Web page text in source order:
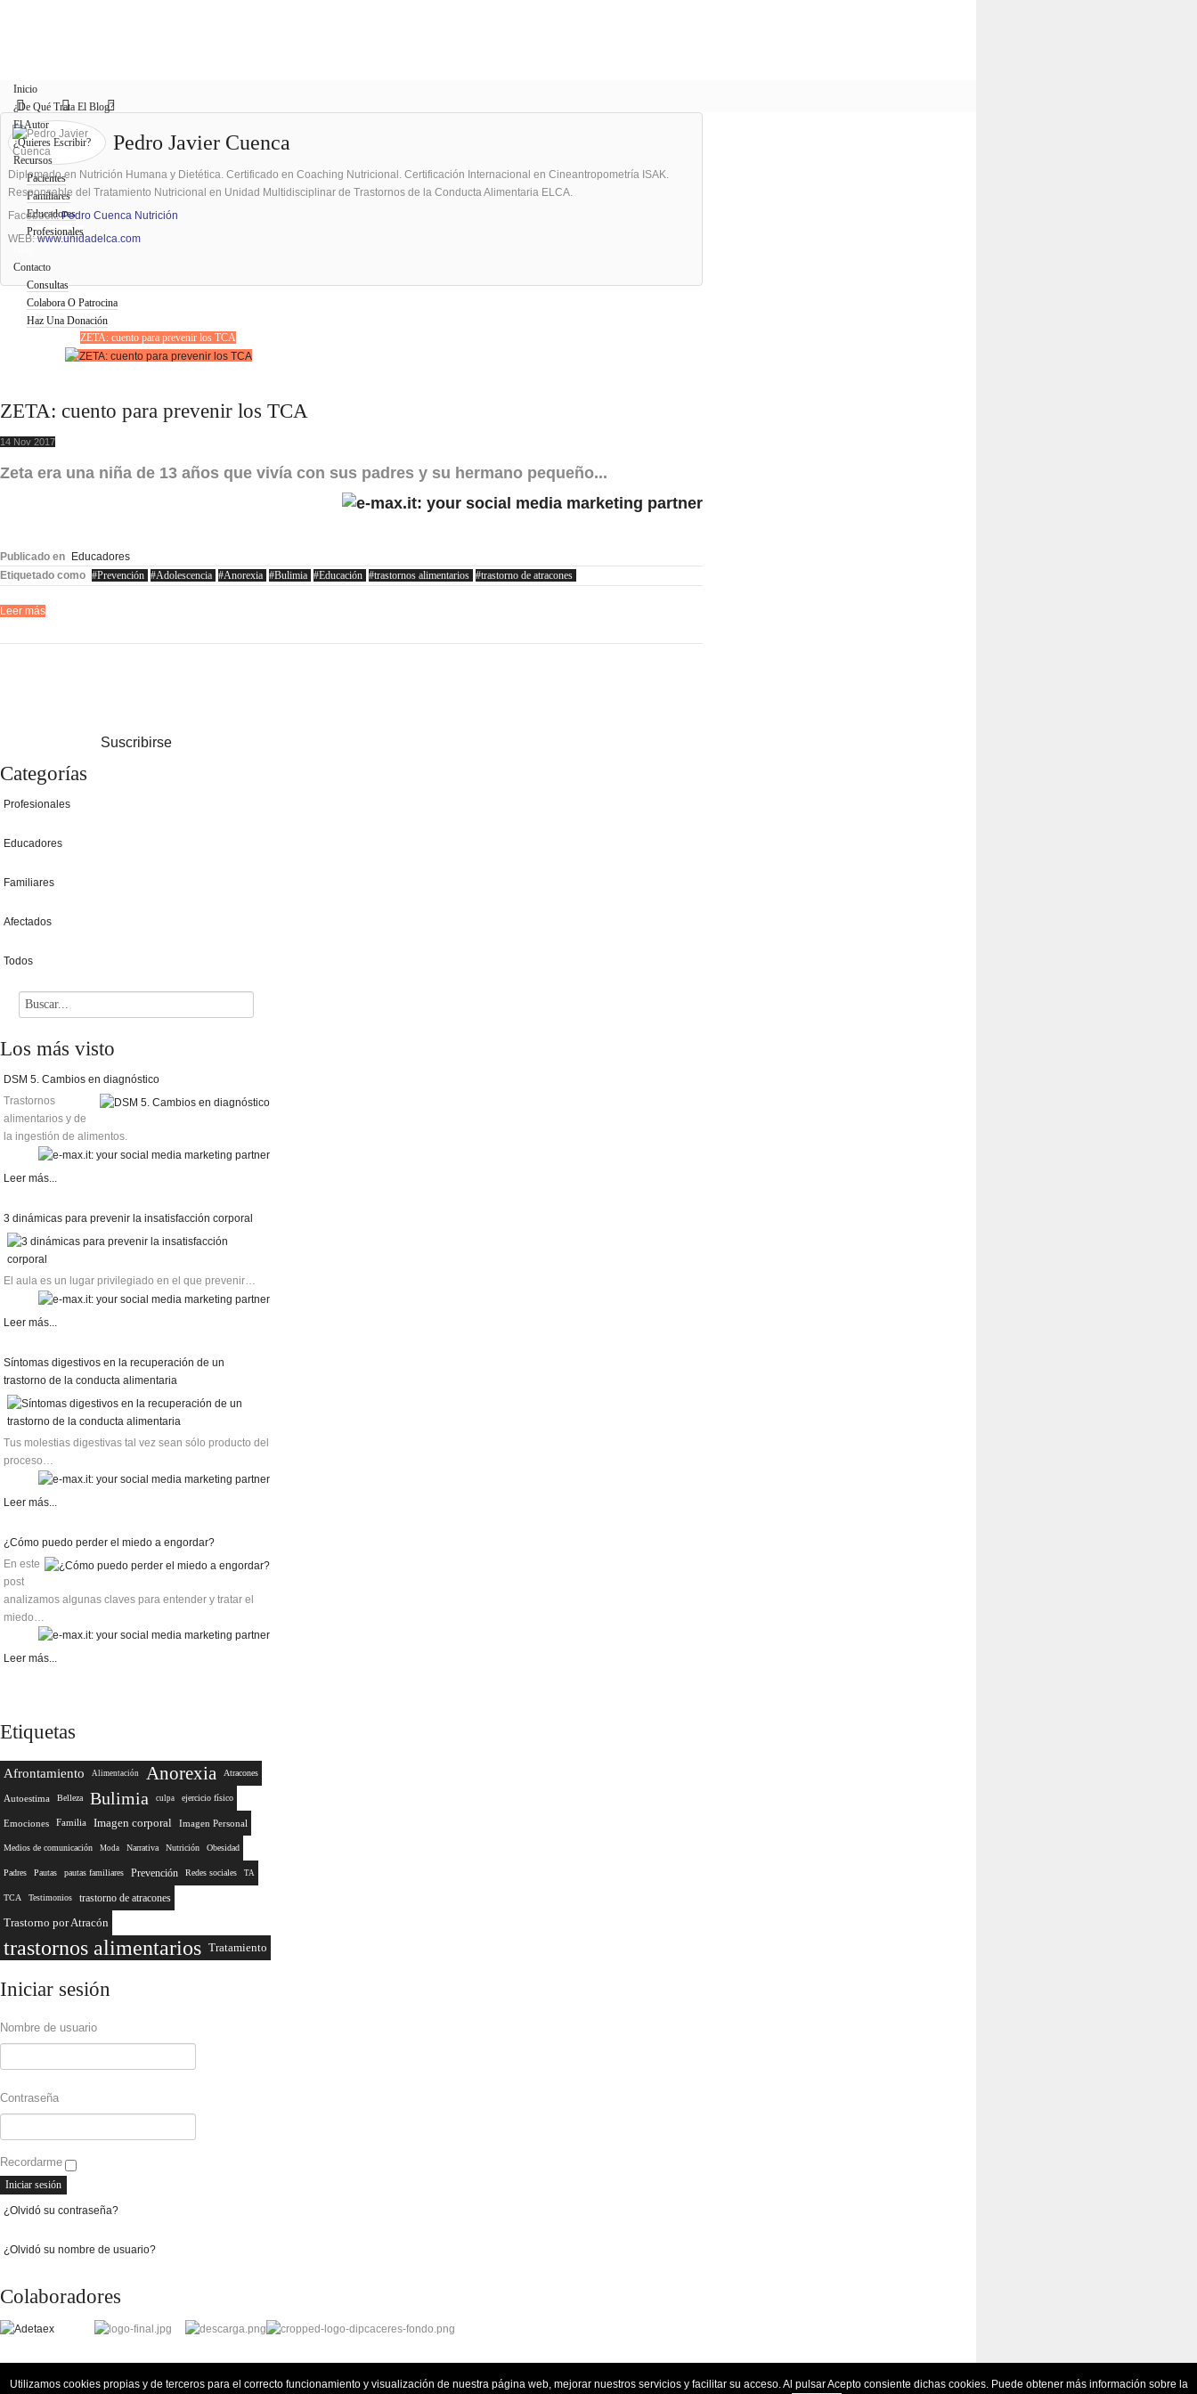
Inicio
¿De Qué Trata El Blog?
El Autor
¿Quieres Escribir?
Recursos
Pacientes
Familiares
Educadores
Profesionales
Contacto
Consultas
Colabora O Patrocina
Haz Una Donación
Pedro Javier Cuenca
Diplomado en Nutrición Humana y Dietética. Certificado en Coaching Nutricional. Certificación Internacional en Cineantropometría ISAK.
Responsable del Tratamiento Nutricional en Unidad Multidisciplinar de Trastornos de la Conducta Alimentaria ELCA.
Facebook:Pedro Cuenca Nutrición
WEB:www.unidadelca.com
ZETA: cuento para prevenir los TCA
ZETA: cuento para prevenir los TCA
14 Nov 2017
Zeta era una niña de 13 años que vivía con sus padres y su hermano pequeño...
Publicado en
Educadores
Etiquetado como
Prevención Adolescencia Anorexia Bulimia Educación trastornos alimentarios trastorno de atracones
Leer más
Suscribirse
Categorías
Profesionales
Educadores
Familiares
Afectados
Todos
Los más visto
DSM 5. Cambios en diagnóstico
Trastornos
alimentarios y de
la ingestión de alimentos.
Leer más...
3 dinámicas para prevenir la insatisfacción corporal
El aula es un lugar privilegiado en el que prevenir…
Leer más...
Síntomas digestivos en la recuperación de un
trastorno de la conducta alimentaria
Tus molestias digestivas tal vez sean sólo producto del
proceso…
Leer más...
¿Cómo puedo perder el miedo a engordar?
En este
post
analizamos algunas claves para entender y tratar el
miedo…
Leer más...
Etiquetas
Afrontamiento Alimentación Anorexia Atracones
Autoestima Belleza Bulimia culpa ejercicio físico
Emociones Familia Imagen corporal Imagen Personal
Medios de comunicación Moda Narrativa Nutrición Obesidad
Padres Pautas pautas familiares Prevención Redes sociales TA
TCA Testimonios trastorno de atracones
Trastorno por Atracón
trastornos alimentarios Tratamiento
Iniciar sesión
Nombre de usuario
Contraseña
Recordarme
¿Olvidó su contraseña?
¿Olvidó su nombre de usuario?
Colaboradores
Utilizamos cookies propias y de terceros para el correcto funcionamiento y visualización de nuestra página web, mejorar nuestros servicios y facilitar su acceso. Al pulsar Acepto consiente dichas cookies. Puede obtener más información sobre la